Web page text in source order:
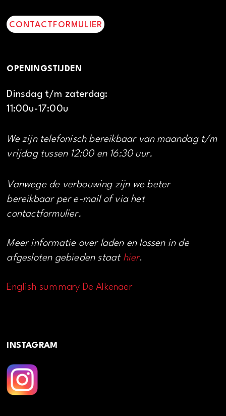
CONTACTFORMULIER
OPENINGSTIJDEN
Dinsdag t/m zaterdag:
11:00u-17:00u
We zijn telefonisch bereikbaar van maandag t/m
vrijdag tussen 12:00 en 16:30 uur.
Vanwege de verbouwing zijn we beter
bereikbaar per e-mail of via het
contactformulier.
Meer informatie over laden en lossen in de
afgesloten gebieden staat hier.
English summary De Alkenaer
INSTAGRAM